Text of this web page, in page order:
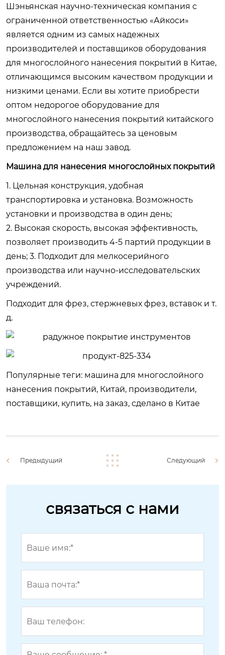
Шэньянская научно-техническая компания с
ограниченной ответственностью «Айкоси»
является одним из самых надежных
производителей и поставщиков оборудования
для многослойного нанесения покрытий в Китае,
отличающимся высоким качеством продукции и
низкими ценами. Если вы хотите приобрести
оптом недорогое оборудование для
многослойного нанесения покрытий китайского
производства, обращайтесь за ценовым
предложением на наш завод.
Машина для нанесения многослойных покрытий
1. Цельная конструкция, удобная
транспортировка и установка. Возможность
установки и производства в один день;
2. Высокая скорость, высокая эффективность,
позволяет производить 4-5 партий продукции в
день; 3. Подходит для мелкосерийного
производства или научно-исследовательских
учреждений.
Подходит для фрез, стержневых фрез, вставок и т.
д.
Популярные теги: машина для многослойного
нанесения покрытий, Китай, производители,
поставщики, купить, на заказ, сделано в Китае
Предыдущий Следующий
связаться с нами